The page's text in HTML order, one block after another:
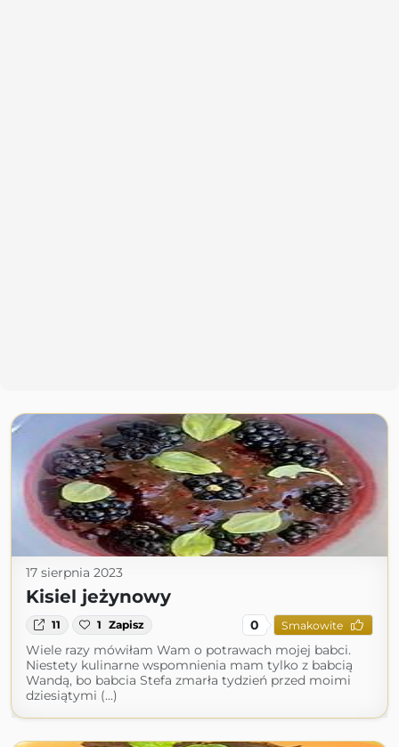
17 sierpnia 2023
Kisiel jeżynowy
11 1 Zapisz 0 Smakowite
Wiele razy mówiłam Wam o potrawach mojej babci.
Niestety kulinarne wspomnienia mam tylko z babcią
Wandą, bo babcia Stefa zmarła tydzień przed moimi
dziesiątymi (...)